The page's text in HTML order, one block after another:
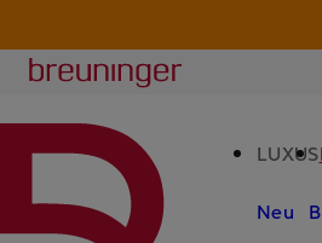
Breuninger
LUXUS
Neu